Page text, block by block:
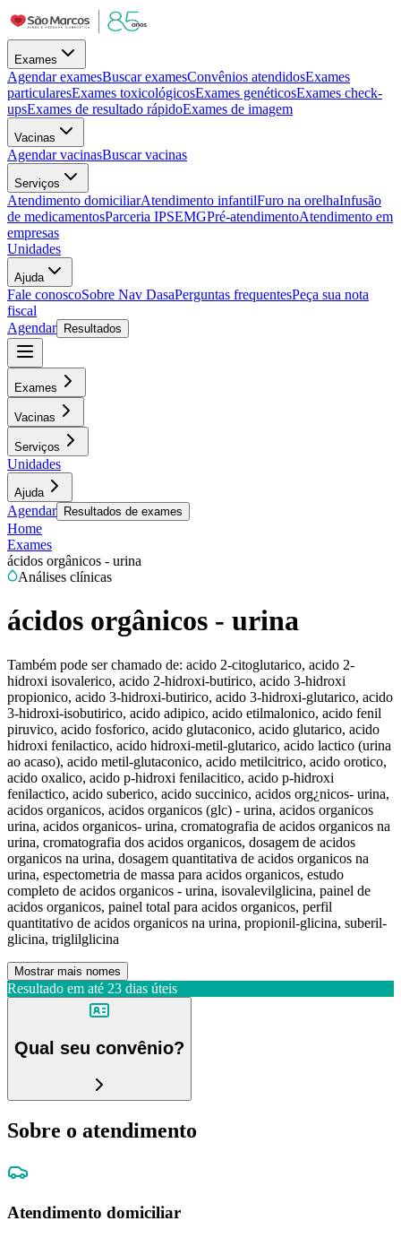
Exames
Agendar examesBuscar examesConvênios atendidosExames
particularesExames toxicológicosExames genéticosExames check-
upsExames de resultado rápidoExames de imagem
Vacinas
Agendar vacinasBuscar vacinas
Serviços
Atendimento domiciliarAtendimento infantilFuro na orelhaInfusão
de medicamentosParceria IPSEMGPré-atendimentoAtendimento em
empresas
Unidades
Ajuda
Fale conoscoSobre Nav DasaPerguntas frequentesPeça sua nota
fiscal
Agendar
Resultados
Exames
Vacinas
Serviços
Unidades
Ajuda
Agendar Resultados de exames
Home
Exames
ácidos orgânicos - urina
Análises clínicas
ácidos orgânicos - urina
Também pode ser chamado de: acido 2-citoglutarico, acido 2-
hidroxi isovalerico, acido 2-hidroxi-butirico, acido 3-hidroxi
propionico, acido 3-hidroxi-butirico, acido 3-hidroxi-glutarico, acido
3-hidroxi-isobutirico, acido adipico, acido etilmalonico, acido fenil
piruvico, acido fosforico, acido glutaconico, acido glutarico, acido
hidroxi fenilactico, acido hidroxi-metil-glutarico, acido lactico (urina
ao acaso), acido metil-glutaconico, acido metilcitrico, acido orotico,
acido oxalico, acido p-hidroxi fenilacitico, acido p-hidroxi
fenilactico, acido suberico, acido succinico, acidos org¿nicos- urina,
acidos organicos, acidos organicos (glc) - urina, acidos organicos
urina, acidos organicos- urina, cromatografia de acidos organicos na
urina, cromatografia dos acidos organicos, dosagem de acidos
organicos na urina, dosagem quantitativa de acidos organicos na
urina, espectometria de massa para acidos organicos, estudo
completo de acidos organicos - urina, isovalevilglicina, painel de
acidos organicos, painel total para acidos organicos, perfil
quantitativo de acidos organicos na urina, propionil-glicina, suberil-
glicina, triglilglicina
Mostrar mais nomes
Resultado em até 23 dias úteis
Qual seu convênio?
Sobre o atendimento
Atendimento domiciliar